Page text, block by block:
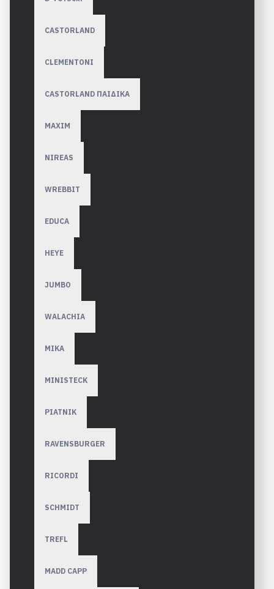
CASTORLAND
CLEMENTONI
CASTORLAND ΠΑΙΔΙΚΑ
MAXIM
NIREAS
WREBBIT
EDUCA
HEYE
JUMBO
WALACHIA
MIKA
MINISTECK
PIATNIK
RAVENSBURGER
RICORDI
SCHMIDT
TREFL
MADD CAPP